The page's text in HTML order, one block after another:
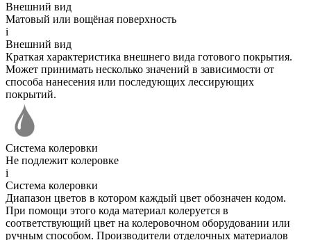
Внешний вид
Матовый или вощёная поверхность
i
Внешний вид
Краткая характеристика внешнего вида готового покрытия.
Может принимать несколько значений в зависимости от
способа нанесения или последующих лессирующих
покрытий.
Система колеровки
Не подлежит колеровке
i
Система колеровки
Диапазон цветов в котором каждый цвет обозначен кодом.
При помощи этого кода материал колеруется в
соответствующий цвет на колеровочном оборудовании или
ручным способом. Производители отделочных материалов